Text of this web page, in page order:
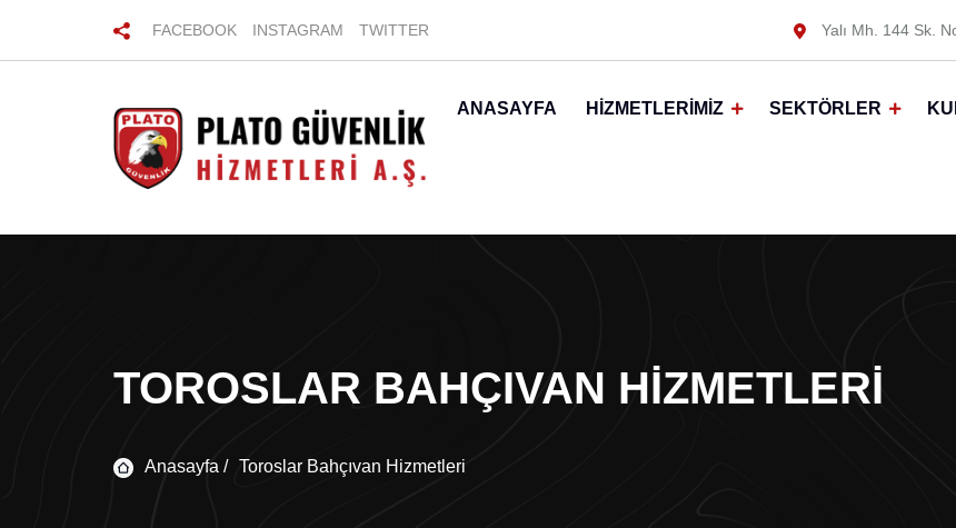
FACEBOOK INSTAGRAM TWITTER Yalı Mh. 144 Sk.
ANASAYFA HIZMETLERIMIZ SEKTÖRLER
TOROSLAR BAHÇIVAN HIZMETLERI
Anasayfa / Toroslar Bahçıvan Hizmetleri